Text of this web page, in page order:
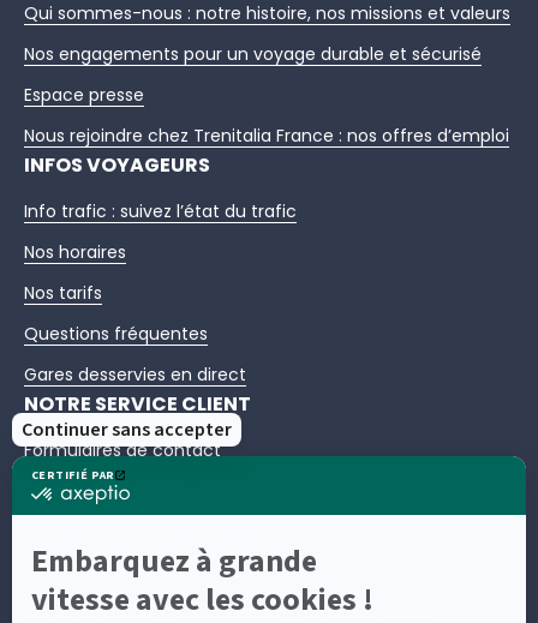
Qui sommes-nous : notre histoire, nos missions et valeurs
Nos engagements pour un voyage durable et sécurisé
Espace presse
Nous rejoindre chez Trenitalia France : nos offres d’emploi
INFOS VOYAGEURS
Info trafic : suivez l’état du trafic
Nos horaires
Nos tarifs
Questions fréquentes
Gares desservies en direct
NOTRE SERVICE CLIENT
Formulaires de contact
Échanges et remboursements
Questions fréquentes
Nous contacter – Service client Trenitalia France